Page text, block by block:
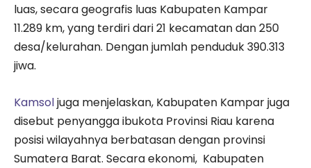
luas, secara geografis luas Kabupaten Kampar
11.289 km, yang terdiri dari 21 kecamatan dan 250
desa/kelurahan. Dengan jumlah penduduk 390.313
jiwa.
Kamsoljuga menjelaskan, Kabupaten Kampar juga
disebut penyangga ibukota Provinsi Riau karena
posisi wilayahnya berbatasan dengan provinsi
Sumatera Barat. Secara ekonomi, Kabupaten